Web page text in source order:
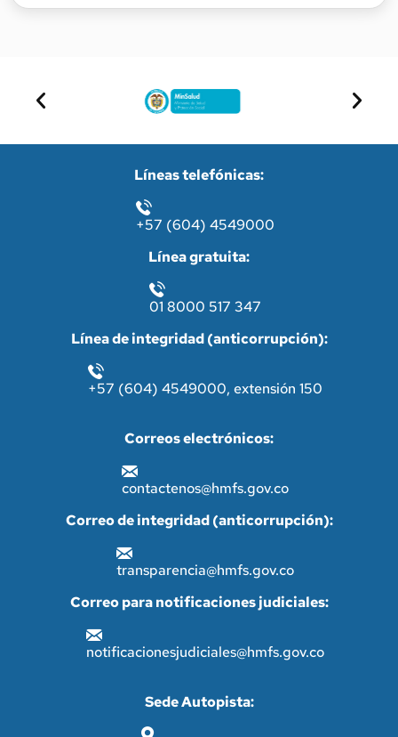
Líneas telefónicas:
+57 (604) 4549000
Línea gratuita:
01 8000 517 347
Línea de integridad (anticorrupción):
+57 (604) 4549000, extensión 150
Correos electrónicos:
contactenos@hmfs.gov.co
Correo de integridad (anticorrupción):
transparencia@hmfs.gov.co
Correo para notificaciones judiciales:
notificacionesjudiciales@hmfs.gov.co
Sede Autopista: